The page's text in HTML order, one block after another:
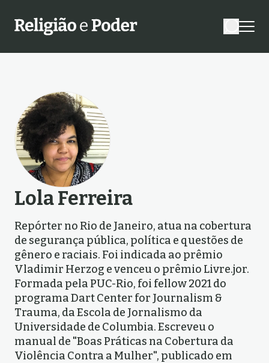
Lola Ferreira
Repórter no Rio de Janeiro, atua na cobertura
de segurança pública, política e questões de
gênero e raciais. Foi indicada ao prêmio
Vladimir Herzog e venceu o prêmio Livre.jor.
Formada pela PUC-Rio, foi fellow 2021 do
programa Dart Center for Journalism &
Trauma, da Escola de Jornalismo da
Universidade de Columbia. Escreveu o
manual de "Boas Práticas na Cobertura da
Violência Contra a Mulher", publicado em